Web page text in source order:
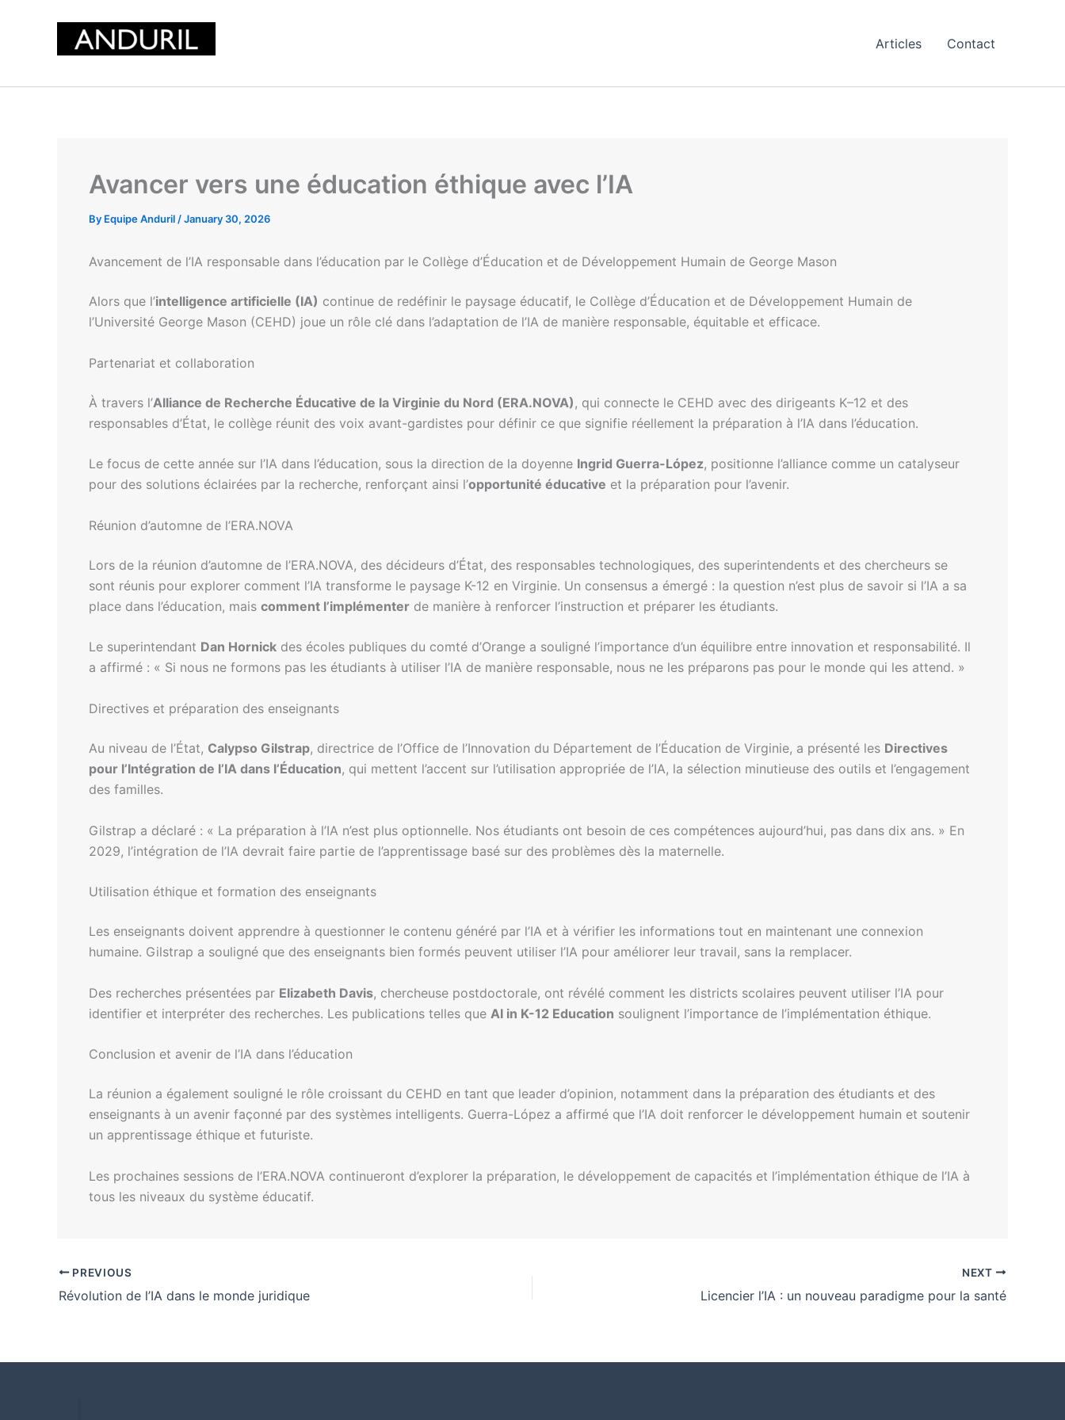
Articles Contact
Avancer vers une éducation éthique avec l’IA
By Equipe Anduril /January 30, 2026
Avancement de l’IA responsable dans l’éducation par le Collège d’Éducation et de Développement Humain de George Mason
Alors que l’intelligence artificielle (IA) continue de redéfinir le paysage éducatif, le Collège d’Éducation et de Développement Humain de
l’Université George Mason (CEHD) joue un rôle clé dans l’adaptation de l’IA de manière responsable, équitable et efficace.
Partenariat et collaboration
À travers l’Alliance de Recherche Éducative de la Virginie du Nord (ERA.NOVA) , qui connecte le CEHD avec des dirigeants K–12 et des
responsables d’État, le collège réunit des voix avant-gardistes pour définir ce que signifie réellement la préparation à l’IA dans l’éducation.
Le focus de cette année sur l’IA dans l’éducation, sous la direction de la doyenne Ingrid Guerra-López, positionne l’alliance comme un catalyseur
pour des solutions éclairées par la recherche, renforçant ainsi l’opportunité éducative et la préparation pour l’avenir.
Réunion d’automne de l’ERA.NOVA
Lors de la réunion d’automne de l’ERA.NOVA, des décideurs d’État, des responsables technologiques, des superintendents et des chercheurs se
sont réunis pour explorer comment l’IA transforme le paysage K-12 en Virginie. Un consensus a émergé : la question n’est plus de savoir si l’IA a sa
place dans l’éducation, mais comment l’implémenter de manière à renforcer l’instruction et préparer les étudiants.
Le superintendant Dan Hornick des écoles publiques du comté d’Orange a souligné l’importance d’un équilibre entre innovation et responsabilité. Il
a affirmé : « Si nous ne formons pas les étudiants à utiliser l’IA de manière responsable, nous ne les préparons pas pour le monde qui les attend. »
Directives et préparation des enseignants
Au niveau de l’État, Calypso Gilstrap, directrice de l’Office de l’Innovation du Département de l’Éducation de Virginie, a présenté les Directives
pour l’Intégration de l’IA dans l’Éducation, qui mettent l’accent sur l’utilisation appropriée de l’IA, la sélection minutieuse des outils et l’engagement
des familles.
Gilstrap a déclaré : « La préparation à l’IA n’est plus optionnelle. Nos étudiants ont besoin de ces compétences aujourd’hui, pas dans dix ans. » En
2029, l’intégration de l’IA devrait faire partie de l’apprentissage basé sur des problèmes dès la maternelle.
Utilisation éthique et formation des enseignants
Les enseignants doivent apprendre à questionner le contenu généré par l’IA et à vérifier les informations tout en maintenant une connexion
humaine. Gilstrap a souligné que des enseignants bien formés peuvent utiliser l’IA pour améliorer leur travail, sans la remplacer.
Des recherches présentées par Elizabeth Davis, chercheuse postdoctorale, ont révélé comment les districts scolaires peuvent utiliser l’IA pour
identifier et interpréter des recherches. Les publications telles que AI in K-12 Education soulignent l’importance de l’implémentation éthique.
Conclusion et avenir de l’IA dans l’éducation
La réunion a également souligné le rôle croissant du CEHD en tant que leader d’opinion, notamment dans la préparation des étudiants et des
enseignants à un avenir façonné par des systèmes intelligents. Guerra-López a affirmé que l’IA doit renforcer le développement humain et soutenir
un apprentissage éthique et futuriste.
Les prochaines sessions de l’ERA.NOVA continueront d’explorer la préparation, le développement de capacités et l’implémentation éthique de l’IA à
tous les niveaux du système éducatif.
PREVIOUS
Révolution de l’IA dans le monde juridique
NEXT
Licencier l’IA : un nouveau paradigme pour la santé